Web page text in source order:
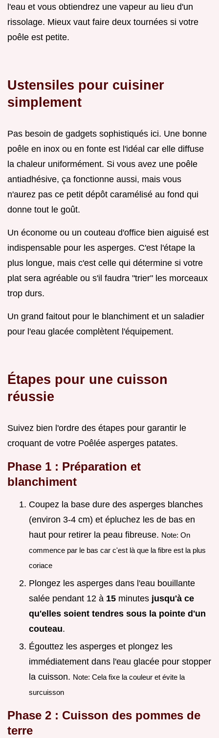
l'eau et vous obtiendrez une vapeur au lieu d'un
rissolage. Mieux vaut faire deux tournées si votre
poêle est petite.
Ustensiles pour cuisiner
simplement
Pas besoin de gadgets sophistiqués ici. Une bonne
poêle en inox ou en fonte est l'idéal car elle diffuse
la chaleur uniformément. Si vous avez une poêle
antiadhésive, ça fonctionne aussi, mais vous
n'aurez pas ce petit dépôt caramélisé au fond qui
donne tout le goût.
Un économe ou un couteau d'office bien aiguisé est
indispensable pour les asperges. C'est l'étape la
plus longue, mais c'est celle qui détermine si votre
plat sera agréable ou s'il faudra "trier" les morceaux
trop durs.
Un grand faitout pour le blanchiment et un saladier
pour l'eau glacée complètent l'équipement.
Étapes pour une cuisson
réussie
Suivez bien l'ordre des étapes pour garantir le
croquant de votre Poêlée asperges patates.
Phase 1 : Préparation et
blanchiment
Coupez la base dure des asperges blanches
(environ 3-4 cm) et épluchez les de bas en
haut pour retirer la peau fibreuse. Note: On
commence par le bas car c'est là que la fibre est la plus
coriace
Plongez les asperges dans l'eau bouillante
salée pendant 12 à 15 minutes jusqu'à ce
qu'elles soient tendres sous la pointe d'un
couteau.
Égouttez les asperges et plongez les
immédiatement dans l'eau glacée pour stopper
la cuisson. Note: Cela fixe la couleur et évite la
surcuisson
Phase 2 : Cuisson des pommes de
terre